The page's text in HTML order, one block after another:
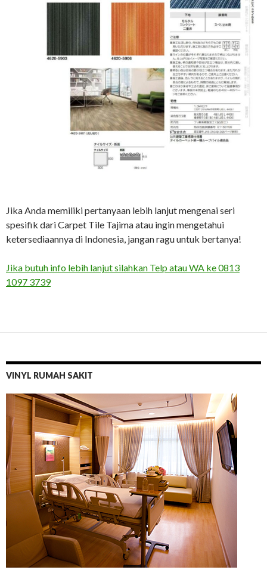
Jika Anda memiliki pertanyaan lebih lanjut mengenai seri
spesifik dari Carpet Tile Tajima atau ingin mengetahui
ketersediaannya di Indonesia, jangan ragu untuk bertanya!
Jika butuh info lebih lanjut silahkan Telp atau WA ke 0813
1097 3739
VINYL RUMAH SAKIT